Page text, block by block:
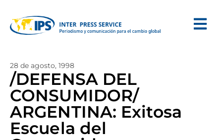
28 de agosto, 1998
/DEFENSA DEL
CONSUMIDOR/
ARGENTINA: Exitosa
Escuela del